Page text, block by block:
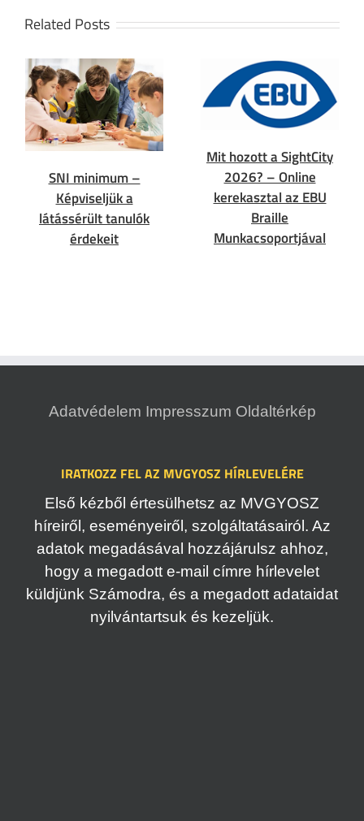
Related Posts
SNI minimum –
Képviseljük a
látássérült tanulók
érdekeit
Mit hozott a SightCity
2026? – Online
kerekasztal az EBU
Braille
Munkacsoportjával
Adatvédelem Impresszum Oldaltérkép
IRATKOZZ FEL AZ MVGYOSZ HÍRLEVELÉRE
Első kézből értesülhetsz az MVGYOSZ
híreiről, eseményeiről, szolgáltatásairól. Az
adatok megadásával hozzájárulsz ahhoz,
hogy a megadott e-mail címre hírlevelet
küldjünk Számodra, és a megadott adataidat
nyilvántartsuk és kezeljük.